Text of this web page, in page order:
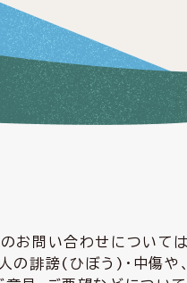
お問い合わせについて
の誹謗(ひぼう)・中傷